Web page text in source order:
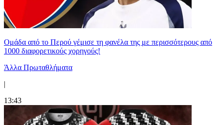
Ομάδα από το Περού γέμισε τη φανέλα της με περισσότερους από
1000 διαφορετικούς χορηγούς!
Άλλα Πρωταθλήματα
|
13:43